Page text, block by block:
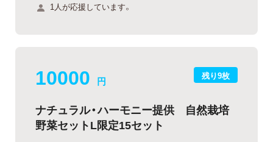
1人が応援しています。
残り9枚
10000 円
ナチュラル・ハーモニー提供 自然栽培
野菜セットL限定15セット